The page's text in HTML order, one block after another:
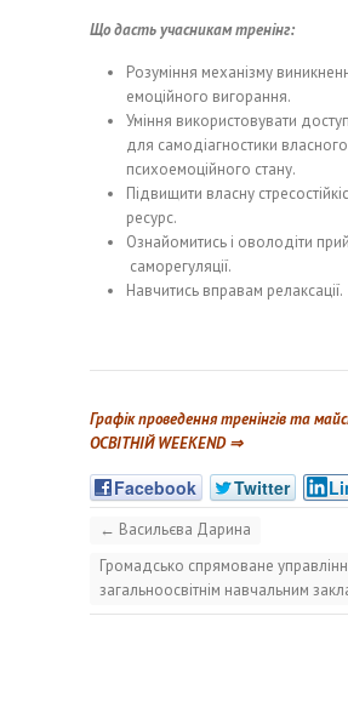
Що дасть учасникам тренінг:
Розуміння механізму
емоційного вигорання.
Уміння використовувати
для самодіагностики власного
психоемоційного стану.
Підвищити власну
ресурс.
Ознайомитись і оволодіти
саморегуляції.
Навчитись вправам релаксації.
Графік проведення тренінгів та
ОСВІТНІЙ WEEKEND ⇒
Facebook Twitter
← Васильєва Дарина
Громадсько спрямоване
загальноосвітнім навчальним